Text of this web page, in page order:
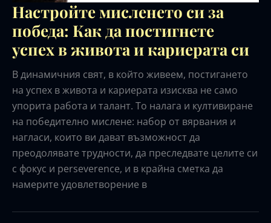
Настройте мисленето си за
победа: Как да постигнете
успех в живота и кариерата си
В динамичния свят, в който живеем, постигането
на успех в живота и кариерата изисква не само
упорита работа и талант. То налага и култивиране
на победително мислене: набор от вярвания и
нагласи, които ви дават възможност да
преодолявате трудности, да преследвате целите си
с фокус и perseverence, и в крайна сметка да
намерите удовлетворение в